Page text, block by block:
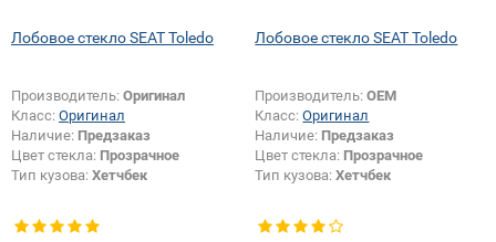
Лобовое стекло SEAT Toledo
Производитель: Оригинал
Класс: Оригинал
Наличие: Предзаказ
Цвет стекла: Прозрачное
Тип кузова: Хетчбек
Лобовое стекло SEAT Toledo
Производитель:OEM
Класс:Оригинал
Наличие: Предзаказ
Цвет стекла: Прозрачное
Тип кузова:Хетчбек